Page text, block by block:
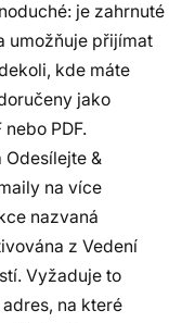
je zahrnuté
umožňuje přijímat
kde máte
jako
PDF.
&
na více
nazvaná
z Vedení
Vyžaduje to
na které